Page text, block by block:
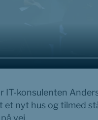
konsulenten
et nyt hus og tilmed
vej.